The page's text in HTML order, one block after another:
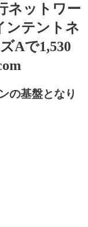
ネットワー
ンテントネ
Aで1,530
の基盤となり